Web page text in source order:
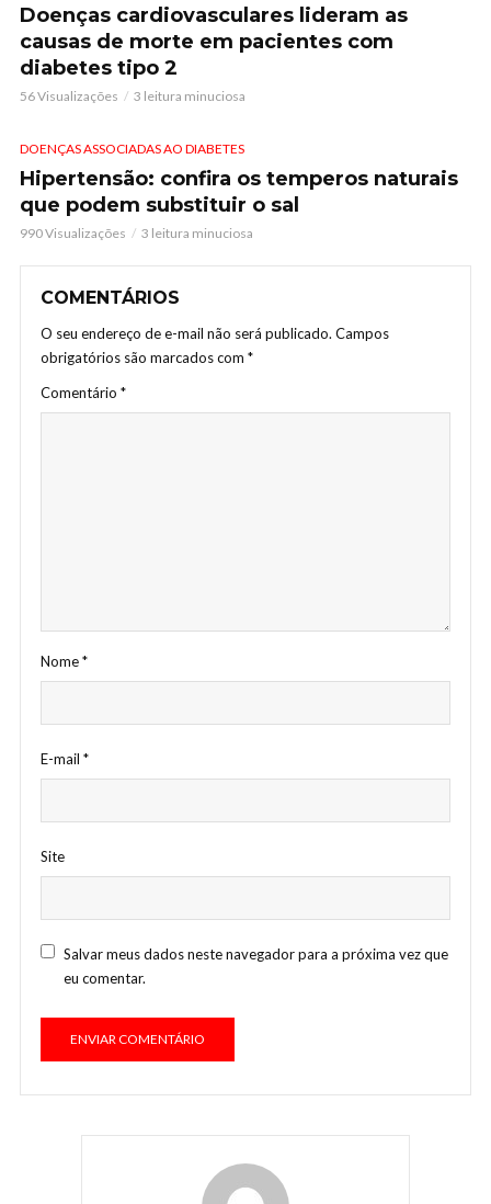
Doenças cardiovasculares lideram as
causas de morte em pacientes com
diabetes tipo 2
56 Visualizações 3 leitura minuciosa
DOENÇAS ASSOCIADAS AO DIABETES
Hipertensão: confira os temperos naturais
que podem substituir o sal
990 Visualizações 3 leitura minuciosa
COMENTÁRIOS
O seu endereço de e-mail não será publicado. Campos
obrigatórios são marcados com *
Comentário *
Nome*
E-mail *
Site
Salvar meus dados neste navegador para a próxima vez que
eu comentar.